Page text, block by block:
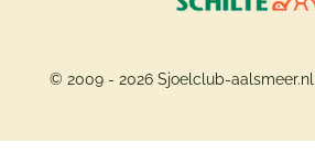
© 2009 - 2026 Sjoelclub-aalsmeer.nl